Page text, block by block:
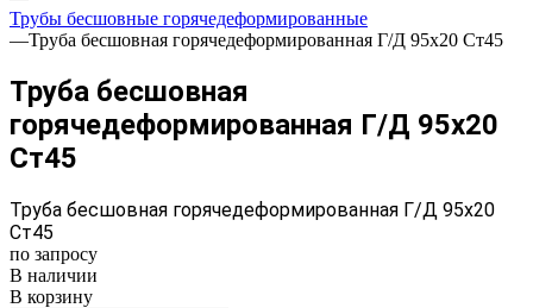
Трубы бесшовные горячедеформированные
—Труба бесшовная горячедеформированная Г/Д 95х20 Ст45
Труба бесшовная
горячедеформированная Г/Д 95х20
Ст45
Труба бесшовная горячедеформированная Г/Д 95х20
Ст45
по запросу
В наличии
В корзину